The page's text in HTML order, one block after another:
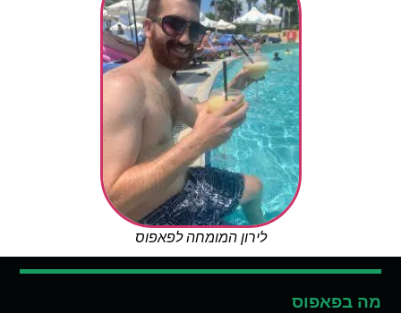
לירון המומחה לפאפוס
מה בפאפוס